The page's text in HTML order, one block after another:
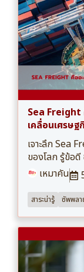
Sea Freight
เคลื่อนเศรษฐ
เจาะลึก Sea
ของโลก รู้ข้อดี
เหมาคัน
สาระน่ารู้ ซัพพลา